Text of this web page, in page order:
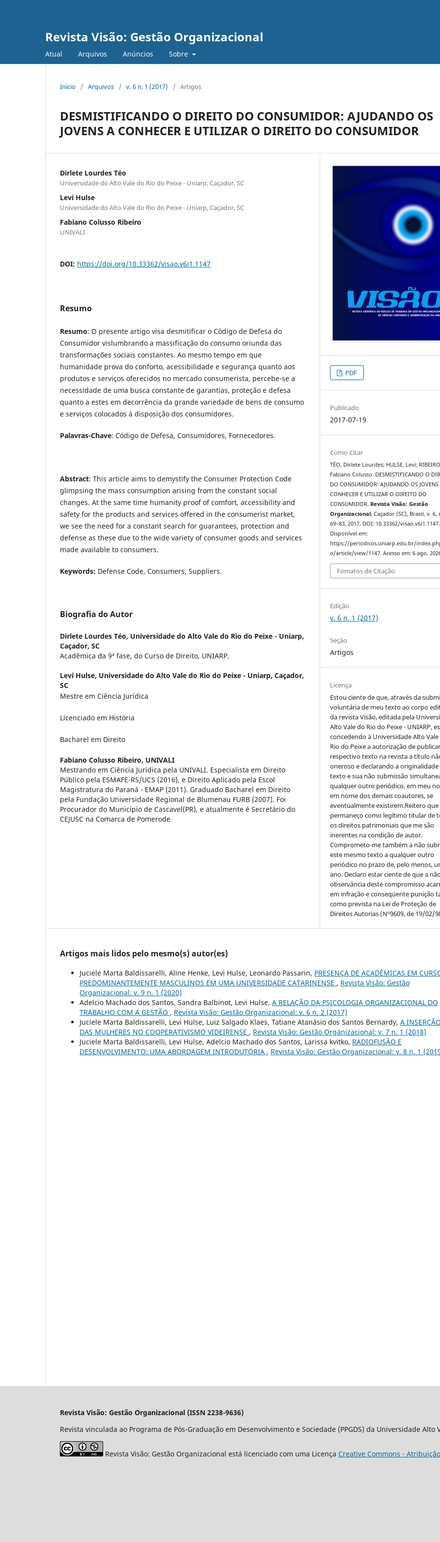
Revista Visão: Gestão Organizacional
Atual Arquivos Anúncios Sobre
Início / Arquivos / v. 6 n. 1 (2017) / Artigos
DESMISTIFICANDO O DIREITO DO CONSUMIDOR: AJUDANDO OS
JOVENS A CONHECER E UTILIZAR O DIREITO DO CONSUMIDOR
Dirlete Lourdes Téo
Universidade do Alto Vale do Rio do Peixe - Uniarp, Caçador, SC
Levi Hulse
Universidade do Alto Vale do Rio do Peixe - Uniarp, Caçador, SC
Fabiano Colusso Ribeiro
UNIVALI
DOI: https://doi.org/10.33362/visao.v6i1.1147
Resumo
Resumo: O presente artigo visa desmitificar o Código de Defesa do
Consumidor vislumbrando a massificação do consumo oriunda das
transformações sociais constantes. Ao mesmo tempo em que
humanidade prova do conforto, acessibilidade e segurança quanto aos
produtos e serviços oferecidos no mercado consumerista, percebe-se a
necessidade de uma busca constante de garantias, proteção e defesa
quanto a estes em decorrência da grande variedade de bens de consumo
e serviços colocados à disposição dos consumidores.
Palavras-Chave: Código de Defesa, Consumidores, Fornecedores.
Abstract: This article aims to demystify the Consumer Protection Code
glimpsing the mass consumption arising from the constant social
changes. At the same time humanity proof of comfort, accessibility and
safety for the products and services offered in the consumerist market,
we see the need for a constant search for guarantees, protection and
defense as these due to the wide variety of consumer goods and services
made available to consumers.
Keywords: Defense Code, Consumers, Suppliers.
Biografia do Autor
Dirlete Lourdes Téo, Universidade do Alto Vale do Rio do Peixe - Uniarp,
Caçador, SC
Acadêmica da 9ª fase, do Curso de Direito, UNIARP.
Levi Hulse, Universidade do Alto Vale do Rio do Peixe - Uniarp, Caçador,
SC
Mestre em Ciência Jurídica
Licenciado em História
Bacharel em Direito
Fabiano Colusso Ribeiro, UNIVALI
Mestrando em Ciência Jurídica pela UNIVALI. Especialista em Direito
Público pela ESMAFE-RS/UCS (2016), e Direito Aplicado pela Escol
Magistratura do Paraná - EMAP (2011). Graduado Bacharel em Direito
pela Fundação Universidade Regional de Blumenau FURB (2007). Foi
Procurador do Município de Cascavel(PR), e atualmente é Secretário do
CEJUSC na Comarca de Pomerode
PDF
Publicado
2017-07-19
Como Citar
TÉO, Dirlete Lourdes; HULSE, Levi;
Fabiano Colusso. DESMISTIFICANDO O
DO CONSUMIDOR: AJUDANDO OS JOVENS
CONHECER E UTILIZAR O DIREITO DO
CONSUMIDOR. Revista Visão: Gestão
Organizacional, Caçador (SC), Brasil, v. 6,
69–83, 2017. DOI: 10.33362/visao.v6i1.1147.
Disponível em:
https://periodicos.uniarp.edu.br/
o/article/view/1147. Acesso em: 6 ago.
Fomatos de Citação
Edição
v. 6 n. 1 (2017)
Seção
Artigos
Licença
Estou ciente de que, através da
voluntária de meu texto ao corpo
da revista Visão, editada pela
Alto Vale do Rio do Peixe - UNIARP,
concedendo à Universidade Alto
Rio do Peixe a autorização de
respectivo texto na revista a título
oneroso e declarando a
texto e sua não submissão
qualquer outro periódico, em meu
em nome dos demais coautores, se
eventualmente existirem.Reitero que
permaneço como legítimo titular de
os direitos patrimoniais que me são
inerentes na condição de autor.
Comprometo-me também a não
este mesmo texto a qualquer outro
periódico no prazo de, pelo menos,
ano. Declaro estar ciente de que a
observância deste compromisso
em infração e conseqüente punição
como prevista na Lei de Proteção de
Direitos Autorias (Nº9609, de 19/02/
Artigos mais lidos pelo mesmo(s) autor(es)
Juciele Marta Baldissarelli, Aline Henke, Levi Hulse, Leonardo Passarin, PRESENÇA DE ACADÊMICAS EM
PREDOMINANTEMENTE MASCULINOS EM UMA UNIVERSIDADE CATARINENSE , Revista Visão: Gestão
Organizacional: v. 9 n. 1 (2020)
Adelcio Machado dos Santos, Sandra Balbinot, Levi Hulse, A RELAÇÃO DA PSICOLOGIA ORGANIZACIONAL DO
TRABALHO COM A GESTÃO , Revista Visão: Gestão Organizacional: v. 6 n. 2 (2017)
Juciele Marta Baldissarelli, Levi Hulse, Luiz Salgado Klaes, Tatiane Atanásio dos Santos Bernardy, A INSERÇÃO
DAS MULHERES NO COOPERATIVISMO VIDEIRENSE , Revista Visão: Gestão Organizacional: v. 7 n. 1 (2018)
Juciele Marta Baldissarelli, Levi Hulse, Adelcio Machado dos Santos, Larissa kvitko, RADIOFUSÃO E
DESENVOLVIMENTO: UMA ABORDAGEM INTRODUTÓRIA , Revista Visão: Gestão Organizacional: v. 8 n. 1
Revista Visão: Gestão Organizacional (ISSN 2238-9636)
Revista vinculada ao Programa de Pós-Graduação em Desenvolvimento e Sociedade (PPGDS) da Universidade Alto
Revista Visão: Gestão Organizacional está licenciado com uma Licença Creative Commons -